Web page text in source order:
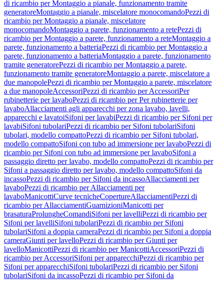
di ricambio per Montaggio a pianale, funzionamento tramite
generatoreMontaggio a pianale, miscelatore monocomandoPezzi di
ricambio per Montaggio a pianale, miscelatore
monocomandoMontaggio a parete, funzionamento a retePezzi di
ricambio per Montaggio a parete, funzionamento a reteMontaggio a
parete, funzionamento a batteriaPezzi di ricambio per Montaggio a
parete, funzionamento a batteriaMontaggio a parete, funzionamento
tramite generatorePezzi di ricambio per Montaggio a parete,
funzionamento tramite generatoreMontaggio a parete, miscelatore a
due manopolePezzi di ricambio per Montaggio a parete, miscelatore
a due manopoleAccessoriPezzi di ricambio per AccessoriPer
rubinetterie per lavaboPezzi di ricambio per Per rubinetterie per
lavaboAllacciamenti agli apparecchi per zona lavabo, lavelli,
apparecchi e lavatoiSifoni per lavabiPezzi di ricambio per Sifoni per
lavabiSifoni tubolariPezzi di ricambio per Sifoni tubolariSifoni
tubolari, modello compattoPezzi di ricambio per Sifoni tubolari,
modello compattoSifoni con tubo ad immersione per lavaboPezzi di
ricambio per Sifoni con tubo ad immersione per lavaboSifoni a
passaggio diretto per lavabo, modello compattoPezzi di ricambio per
Sifoni a passaggio diretto per lavabo, modello compattoSifoni da
incassoPezzi di ricambio per Sifoni da incassoAllacciamenti per
lavaboPezzi di ricambio per Allacciamenti per
lavaboManicottiCurve tecnicheCopertureAllacciamentiPezzi di
ricambio per AllacciamentiGuarnizioniManicotti per
brasaturaProlungheComandiSifoni per lavelliPezzi di ricambio per
Sifoni per lavelliSifoni tubolariPezzi di ricambio per Sifoni
tubolariSifoni a doppia cameraPezzi di ricambio per Sifoni a doppia
cameraGiunti per lavelloPezzi di ricambio per Giunti per
lavelloManicottiPezzi di ricambio per ManicottiAccessoriPezzi di
ricambio per AccessoriSifoni per apparecchiPezzi di ricambio per
Sifoni per apparecchiSifoni tubolariPezzi di ricambio per Sifoni
tubolariSifoni da incassoPezzi di ricambio per Sifoni da